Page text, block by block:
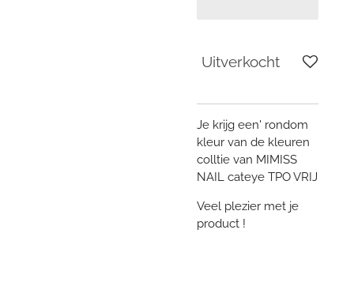
Uitverkocht
Je krijg een' rondom
kleur van de kleuren
colltie van MIMISS
NAIL cateye TPO VRIJ
Veel plezier met je
product !